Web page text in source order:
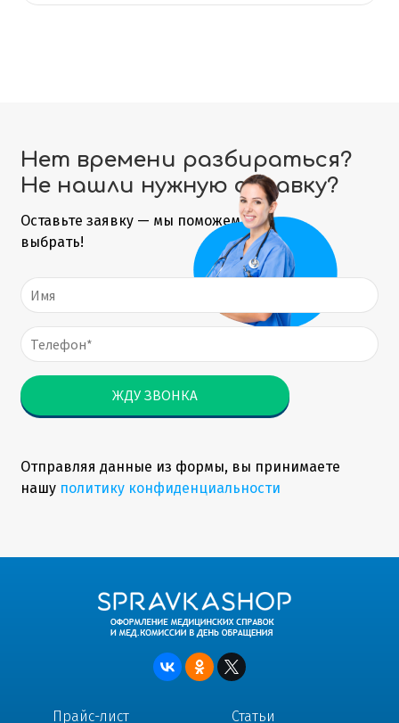
Нет времени разбираться?
Не нашли нужную справку?
Оставьте заявку — мы поможем
выбрать!
Отправляя данные из формы, вы принимаете
нашу политику конфиденциальности
Прайс-лист Статьи